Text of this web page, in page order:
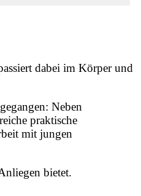
dabei im Körper und
Neben
praktische
mit jungen
bietet.